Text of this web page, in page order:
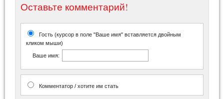
Оставьте комментарий!
Гость (курсор в поле "Ваше имя" вставляется двойным
кликом мыши)
Ваше имя:
Комментатор / хотите им стать